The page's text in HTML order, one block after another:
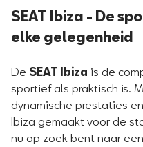
SEAT Ibiza - De
elke gelegenheid
De SEAT Ibiza is de
sportief als praktisch is.
dynamische prestaties
Ibiza gemaakt voor de
nu op zoek bent naar